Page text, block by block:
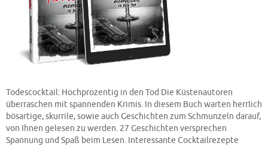
Todescocktail: Hochprozentig in den Tod Die Küstenautoren
überraschen mit spannenden Krimis. In diesem Buch warten herrlich
bösartige, skurrile, sowie auch Geschichten zum Schmunzeln darauf,
von Ihnen gelesen zu werden. 27 Geschichten versprechen
Spannung und Spaß beim Lesen. Interessante Cocktailrezepte